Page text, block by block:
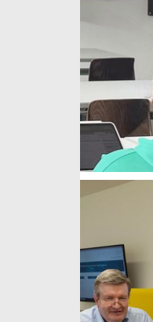
weiterlesen